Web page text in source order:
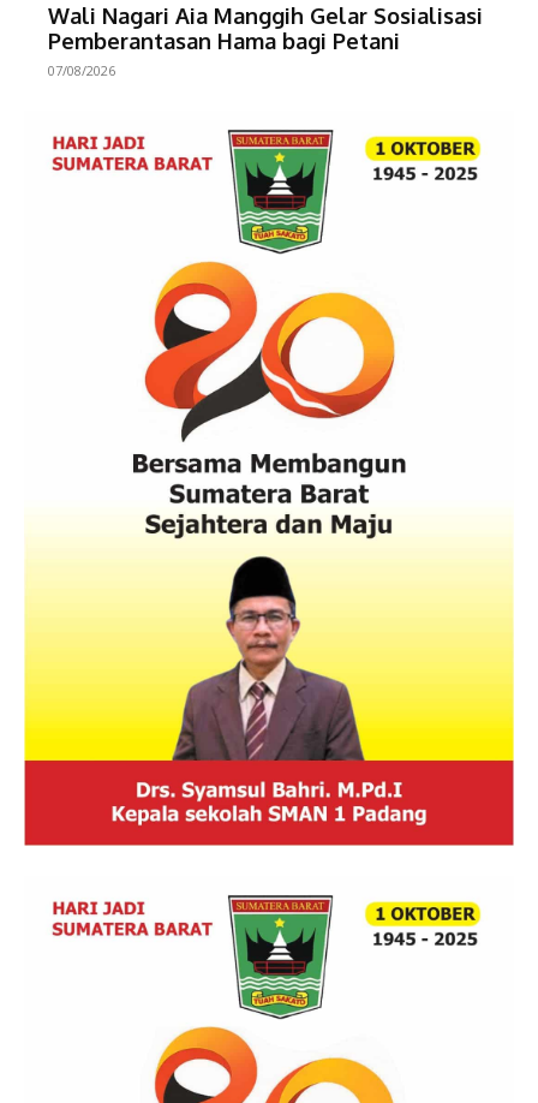
Wali Nagari Aia Manggih Gelar Sosialisasi
Pemberantasan Hama bagi Petani
07/08/2026